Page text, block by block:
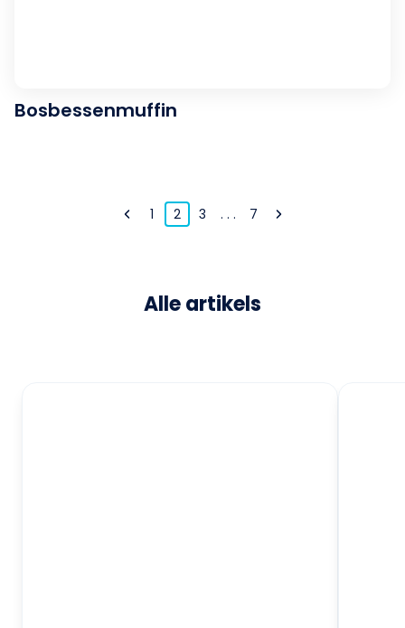
Bosbessenmuffin
1 2 3 . . . 7
Alle artikels